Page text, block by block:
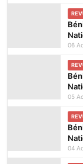
06
05
04